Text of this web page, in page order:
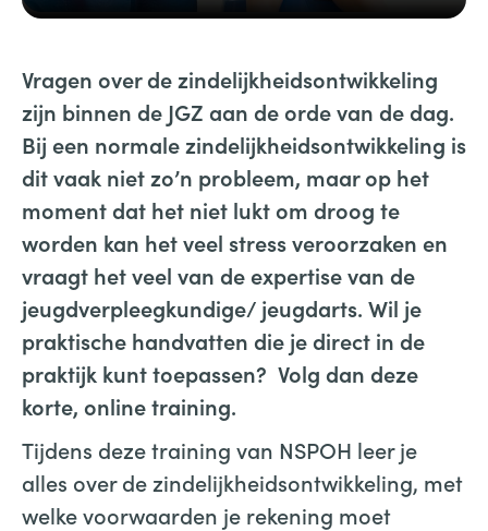
Vragen over de zindelijkheidsontwikkeling
zijn binnen de JGZ aan de orde van de dag.
Bij een normale zindelijkheidsontwikkeling is
dit vaak niet zo’n probleem, maar op het
moment dat het niet lukt om droog te
worden kan het veel stress veroorzaken en
vraagt het veel van de expertise van de
jeugdverpleegkundige/ jeugdarts. Wil je
praktische handvatten die je direct in de
praktijk kunt toepassen? Volg dan deze
korte, online training.
Tijdens deze training van NSPOH leer je
alles over de zindelijkheidsontwikkeling, met
welke voorwaarden je rekening moet